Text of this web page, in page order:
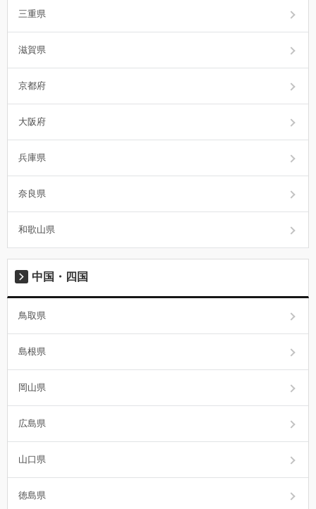
三重県
滋賀県
京都府
大阪府
兵庫県
奈良県
和歌山県
中国・四国
鳥取県
島根県
岡山県
広島県
山口県
徳島県